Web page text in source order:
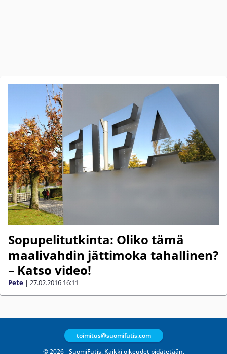
Sopupelitutkinta: Oliko tämä
maalivahdin jättimoka tahallinen?
– Katso video!
Pete | 27.02.2016 16:11
© 2026 - SuomiFutis. Kaikki oikeudet pidätetään.
toimitus@suomifutis.com